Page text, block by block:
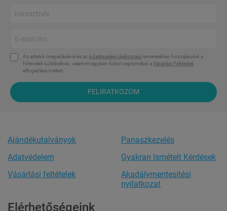
Az adatok megadásával és az Adatkezelési tájékoztató ismeretében hozzájárulok a
hírlevelek küldéséhez, valamint egyben fiókot regisztrálok aVásárlási Feltételek
elfogadása mellett.
FELIRATKOZOM
Ajándékutalványok
Adatvédelem
Vásárlási feltételek
Panaszkezelés
Gyakran Ismételt Kérdések
Akadálymentesítési
nyilatkozat
Elérhetőségeink